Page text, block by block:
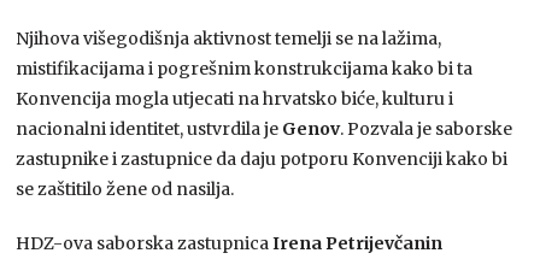
Njihova višegodišnja aktivnost temelji se na lažima,
mistifikacijama i pogrešnim konstrukcijama kako bi ta
Konvencija mogla utjecati na hrvatsko biće, kulturu i
nacionalni identitet, ustvrdila je Genov. Pozvala je saborske
zastupnike i zastupnice da daju potporu Konvenciji kako bi
se zaštitilo žene od nasilja.
HDZ-ova saborska zastupnicaIrena Petrijevčanin